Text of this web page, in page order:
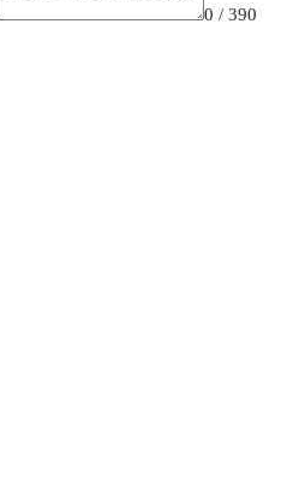
0 / 390